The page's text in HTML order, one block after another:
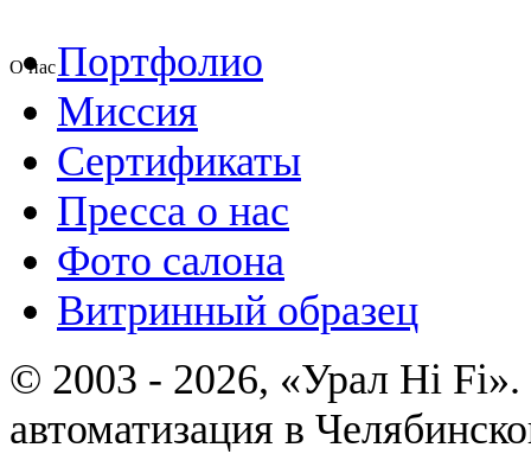
О насПортфолио
Миссия
Сертификаты
Пресса о нас
Фото салона
Витринный образец
© 2003 - 2026, «Урал Hi
автоматизация в